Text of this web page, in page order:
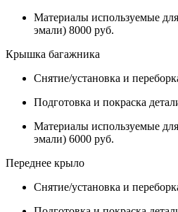
Материалы используемые
эмали) 8000 руб.
Крышка багажника
Снятие/установка и
Подготовка и покраска
Материалы используемые
эмали) 6000 руб.
Переднее крыло
Снятие/установка и